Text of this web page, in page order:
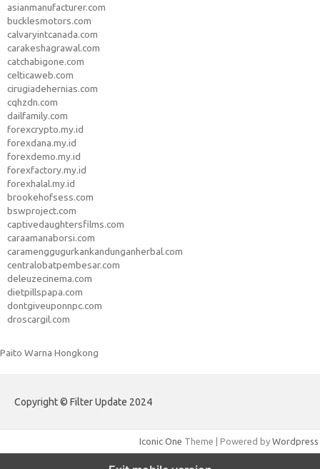
asianmanufacturer.com
bucklesmotors.com
calvaryintcanada.com
carakeshagrawal.com
catchabigone.com
celticaweb.com
cirugiadehernias.com
cqhzdn.com
dailfamily.com
forexcrypto.my.id
forexdana.my.id
forexdemo.my.id
forexfactory.my.id
forexhalal.my.id
brookehofsess.com
bswproject.com
captivedaughtersfilms.com
caraamanaborsi.com
caramenggugurkankandunganherbal.com
centralobatpembesar.com
deleuzecinema.com
dietpillspapa.com
dontgiveuponnpc.com
droscargil.com
Paito Warna Hongkong
Copyright © Filter Update 2024
Iconic One Theme | Powered by Wordpress